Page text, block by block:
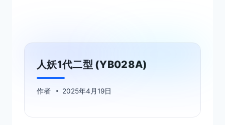
人妖1代二型 (YB028A)
作者 2025年4月19日